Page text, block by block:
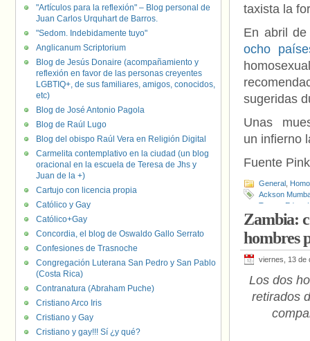
taxista la
En abril
ocho
sugeridas
Unas
un infierno
Fuente
General
Ackson
Trump
Edgar
Joseph Malanji
Sambo,
Zambia:
hombres
viernes, 13 de
Los dos
retirados
"Artículos para la reflexión" – Blog personal de
Juan Carlos Urquhart de Barros.
"Sedom. Indebidamente tuyo"
Anglicanum Scriptorium
Blog de Jesús Donaire (acompañamiento y
reflexión en favor de las personas creyentes
LGBTIQ+, de sus familiares, amigos, conocidos,
etc)
Blog de José Antonio Pagola
Blog de Raúl Lugo
Blog del obispo Raúl Vera en Religión Digital
Carmelita contemplativo en la ciudad (un blog
oracional en la escuela de Teresa de Jhs y
Juan de la +)
Cartujo con licencia propia
Católico y Gay
Católico+Gay
Concordia, el blog de Oswaldo Gallo Serrato
Confesiones de Trasnoche
Congregación Luterana San Pedro y San Pablo
(Costa Rica)
Contranatura (Abraham Puche)
Cristiano Arco Iris
Cristiano y Gay
Cristiano y gay!!! Sí ¿y qué?